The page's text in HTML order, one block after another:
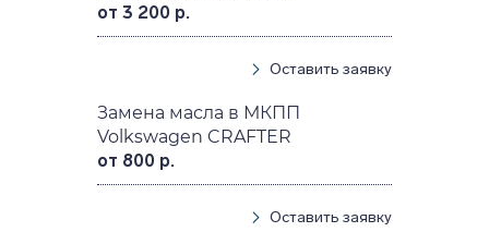
от 3 200 р.
Оставить заявку
Замена масла в МКПП
Volkswagen CRAFTER
от 800 р.
Оставить заявку